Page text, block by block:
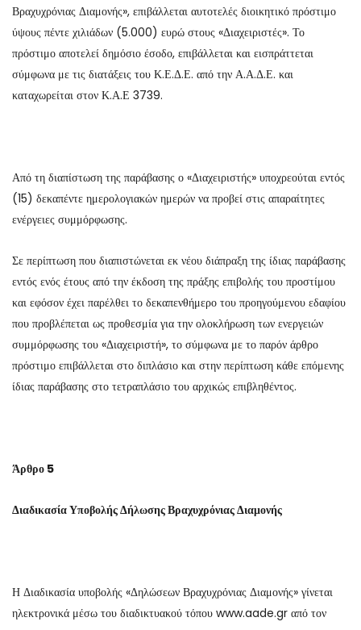
Βραχυχρόνιας Διαμονής», επιβάλλεται αυτοτελές διοικητικό πρόστιμο
ύψους πέντε χιλιάδων (5.000) ευρώ στους «Διαχειριστές». Το
πρόστιμο αποτελεί δημόσιο έσοδο, επιβάλλεται και εισπράττεται
σύμφωνα με τις διατάξεις του Κ.Ε.Δ.Ε. από την Α.Α.Δ.Ε. και
καταχωρείται στον Κ.Α.Ε 3739.
Από τη διαπίστωση της παράβασης ο «Διαχειριστής» υποχρεούται εντός
(15) δεκαπέντε ημερολογιακών ημερών να προβεί στις απαραίτητες
ενέργειες συμμόρφωσης.
Σε περίπτωση που διαπιστώνεται εκ νέου διάπραξη της ίδιας παράβασης
εντός ενός έτους από την έκδοση της πράξης επιβολής του προστίμου
και εφόσον έχει παρέλθει το δεκαπενθήμερο του προηγούμενου εδαφίου
που προβλέπεται ως προθεσμία για την ολοκλήρωση των ενεργειών
συμμόρφωσης του «Διαχειριστή», το σύμφωνα με το παρόν άρθρο
πρόστιμο επιβάλλεται στο διπλάσιο και στην περίπτωση κάθε επόμενης
ίδιας παράβασης στο τετραπλάσιο του αρχικώς επιβληθέντος.
Άρθρο 5
Διαδικασία Υποβολής Δήλωσης Βραχυχρόνιας Διαμονής
Η Διαδικασία υποβολής «Δηλώσεων Βραχυχρόνιας Διαμονής» γίνεται
ηλεκτρονικά μέσω του διαδικτυακού τόπου www.aade.gr από τον